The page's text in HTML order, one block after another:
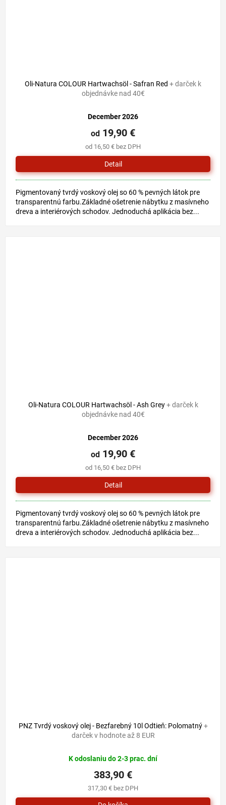
Oli-Natura COLOUR Hartwachsöl - Safran Red + darček k
objednávke nad 40€
December 2026
od 16,50 € bez DPH
od 19,90 €
Detail
Pigmentovaný tvrdý voskový olej so 60 % pevných látok pre
transparentnú farbu.Základné ošetrenie nábytku z masívneho
dreva a interiérových schodov. Jednoduchá aplikácia bez...
Oli-Natura COLOUR Hartwachsöl - Ash Grey+ darček k
objednávke nad 40€
December 2026
od 16,50 € bez DPH
od 19,90 €
Detail
Pigmentovaný tvrdý voskový olej so 60 % pevných látok pre
transparentnú farbu.Základné ošetrenie nábytku z masívneho
dreva a interiérových schodov. Jednoduchá aplikácia bez...
PNZ Tvrdý voskový olej - Bezfarebný 10l Odtieň: Polomatný+
darček v hodnote až 8 EUR
K odoslaniu do 2-3 prac. dní
317,30 € bez DPH
383,90 €